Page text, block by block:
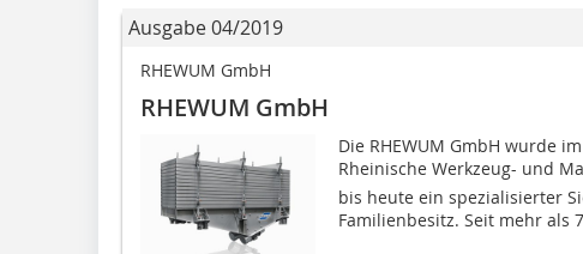
Ausgabe 04/2019
RHEWUM GmbH
RHEWUM GmbH
Die RHEWUM GmbH wurde
Rheinische Werkzeug- und
bis heute ein spezialisierter
Familienbesitz. Seit mehr als